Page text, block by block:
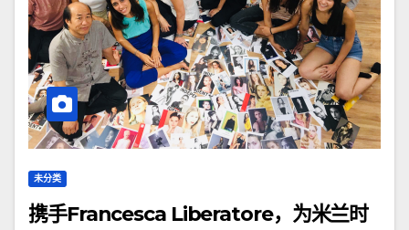
未分类
携手Francesca Liberatore，为米兰时